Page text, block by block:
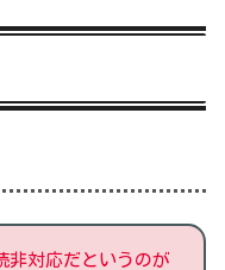
対応だというのが